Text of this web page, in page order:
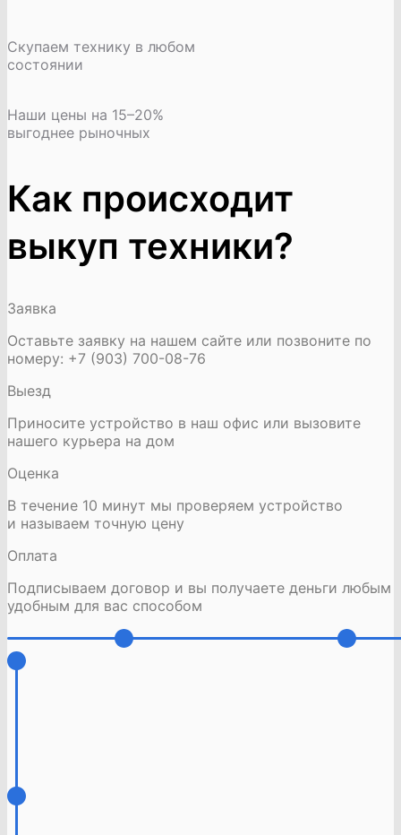
Скупаем технику в любом
состоянии
Наши цены на 15–20%
выгоднее рыночных
Как происходит
выкуп техники?
Заявка
Оставьте заявку на нашем сайте или позвоните по
номеру: +7 (903) 700-08-76
Выезд
Приносите устройство в наш офис или вызовите
нашего курьера на дом
Оценка
В течение 10 минут мы проверяем устройство
и называем точную цену
Оплата
Подписываем договор и вы получаете деньги любым
удобным для вас способом